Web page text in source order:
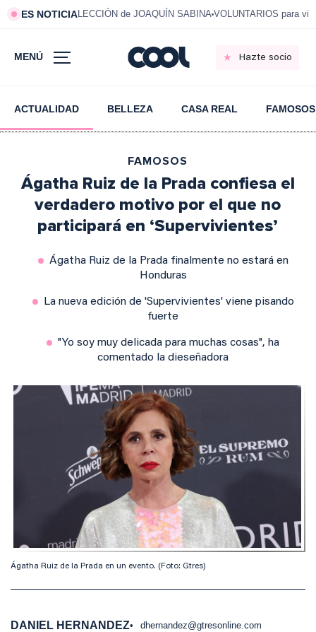
ES NOTICIALECCIÓN de JOAQUÍN SABINA VOLUNTARIOS para
MENÚ Hazte socio
ACTUALIDAD BELLEZA CASA REAL FAMOSOS
FAMOSOS
Ágatha Ruiz de la Prada confiesa el
verdadero motivo por el que no
participará en ‘Supervivientes’
Ágatha Ruiz de la Prada finalmente no estará en
Honduras
La nueva edición de 'Supervivientes' viene pisando
fuerte
"Yo soy muy delicada para muchas cosas", ha
comentado la dieseñadora
Ágatha Ruiz de la Prada en un evento. (Foto: Gtres)
DANIEL HERNANDEZ dhernandez@gtresonline.com